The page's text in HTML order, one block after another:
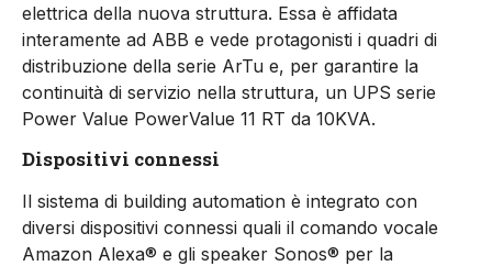
elettrica della nuova struttura. Essa è affidata
interamente ad ABB e vede protagonisti i quadri di
distribuzione della serie ArTu e, per garantire la
continuità di servizio nella struttura, un UPS serie
Power Value PowerValue 11 RT da 10KVA.
Dispositivi connessi
Il sistema di building automation è integrato con
diversi dispositivi connessi quali il comando vocale
Amazon Alexa® e gli speaker Sonos® per la